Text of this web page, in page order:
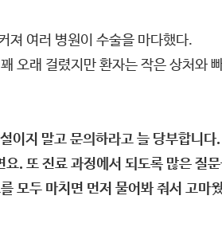
져 여러 병원이 수술을 마다했다.
오래 걸렸지만 환자는 작은 상처와
이지 말고 문의하라고 늘 당부합니다.
. 또 진료 과정에서 되도록 많은 질
모두 마치면 먼저 물어봐 줘서 고마